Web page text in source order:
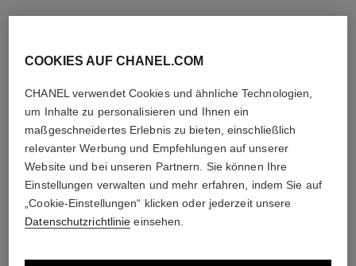
COOKIES AUF CHANEL.COM
CHANEL verwendet Cookies und ähnliche Technologien,
um Inhalte zu personalisieren und Ihnen ein
maßgeschneidertes Erlebnis zu bieten, einschließlich
relevanter Werbung und Empfehlungen auf unserer
Website und bei unseren Partnern. Sie können Ihre
Einstellungen verwalten und mehr erfahren, indem Sie auf
„Cookie-Einstellungen“ klicken oder jederzeit unsere
Datenschutzrichtlinie einsehen.